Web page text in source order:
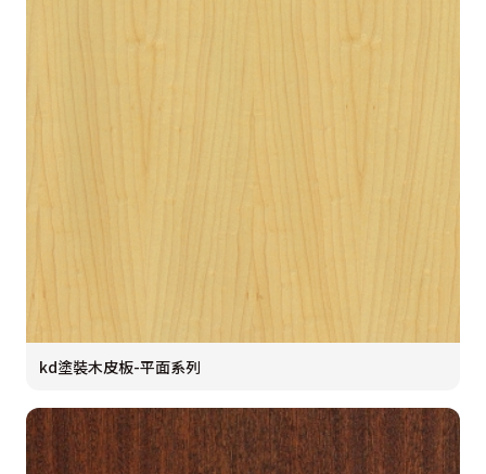
kd塗裝木皮板-平面系列